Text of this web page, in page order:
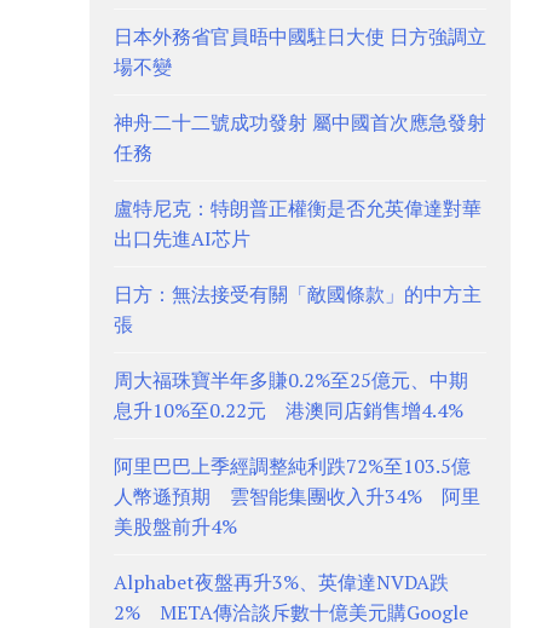
日本外務省官員晤中國駐日大使 日方強調立
場不變
神舟二十二號成功發射 屬中國首次應急發射
任務
盧特尼克：特朗普正權衡是否允英偉達對華
出口先進AI芯片
日方：無法接受有關「敵國條款」的中方主
張
周大福珠寶半年多賺0.2%至25億元、中期
息升10%至0.22元 港澳同店銷售增4.4%
阿里巴巴上季經調整純利跌72%至103.5億
人幣遜預期 雲智能集團收入升34% 阿里
美股盤前升4%
Alphabet夜盤再升3%、英偉達NVDA跌
2% META傳洽談斥數十億美元購Google